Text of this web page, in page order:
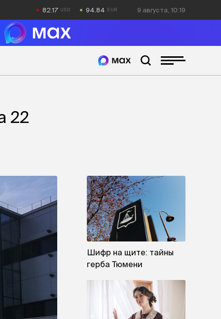
82.17 94.84 9 августа, 10:19
22
Шифр на щите: тайны
герба Тюмени